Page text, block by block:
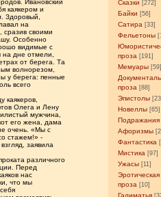
Сказки [272]
Байки [56]
Сатира [33]
Фельетоны
проза [191]
Мемуары
проза [88]
Эпистолы
Новеллы [65]
Подражания
Афоризмы
Фантастика
Мистика [97]
Ужасы [11]
Эротическая
проза [10]
Галиматья
Ивановский
каякером и
Здоровый,
на
сразив своими
Особенно
видимые с
на дне отмели,
от берега. Та
волнорезом,
у берега: пенные
всего
каякеров,
Олега и Лену
мужчина,
его жена, дама
очень. «Мы с
стажем!» -
заявила
различного
Перед
нас
что мы